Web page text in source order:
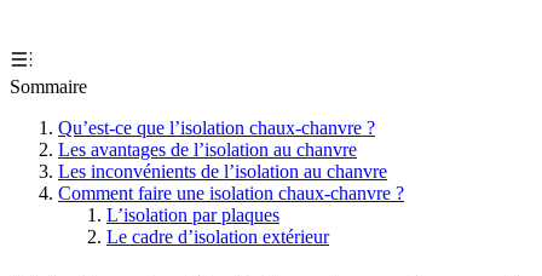
Sommaire
Qu’est-ce que l’isolation chaux-chanvre ?
Les avantages de l’isolation au chanvre
Les inconvénients de l’isolation au chanvre
Comment faire une isolation chaux-chanvre ?
L’isolation par plaques
Le cadre d’isolation extérieur